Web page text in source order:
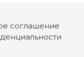
соглашение